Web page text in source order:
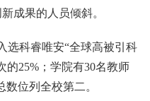
成果的人员倾斜。
选科睿唯安“全球高被引科
的25%；学院有30名教师
数位列全校第二。